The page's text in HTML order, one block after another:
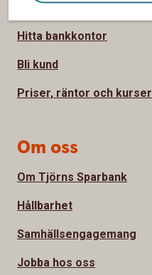
Spärrhjälp
Hitta bankkontor
Bli kund
Priser, räntor och kurser
Om oss
Om Tjörns Sparbank
Hållbarhet
Samhällsengagemang
Jobba hos oss